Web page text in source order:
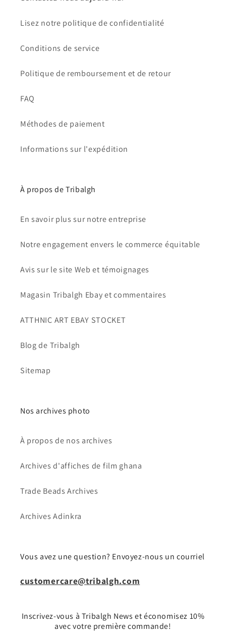
Lisez notre politique de confidentialité
Conditions de service
Politique de remboursement et de retour
FAQ
Méthodes de paiement
Informations sur l'expédition
À propos de Tribalgh
En savoir plus sur notre entreprise
Notre engagement envers le commerce équitable
Avis sur le site Web et témoignages
Magasin Tribalgh Ebay et commentaires
ATTHNIC ART EBAY STOCKET
Blog de Tribalgh
Sitemap
Nos archives photo
À propos de nos archives
Archives d'affiches de film ghana
Trade Beads Archives
Archives Adinkra
Vous avez une question? Envoyez-nous un courriel
customercare@tribalgh.com
Inscrivez-vous à Tribalgh News et économisez 10%
avec votre première commande!